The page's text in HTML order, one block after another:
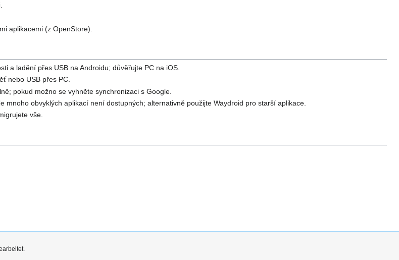
aplikacemi (z OpenStore).
a ladění přes USB na Androidu; důvěřujte PC na iOS.
nebo USB přes PC.
pokud možno se vyhněte synchronizaci s Google.
mnoho obvyklých aplikací není dostupných; alternativně použijte Waydroid pro starší aplikace.
vše.